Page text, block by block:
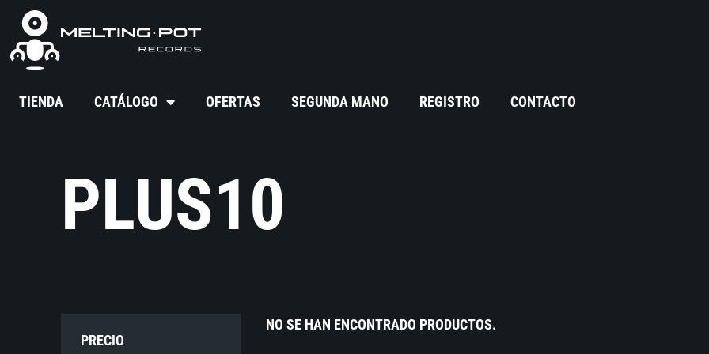
TIENDA CATÁLOGO OFERTAS SEGUNDA MANO REGISTRO CONTACTO
PLUS10
PRECIO
NO SE HAN ENCONTRADO PRODUCTOS.